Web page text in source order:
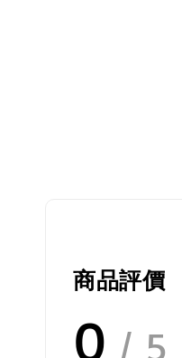
商品評價
0 / 5